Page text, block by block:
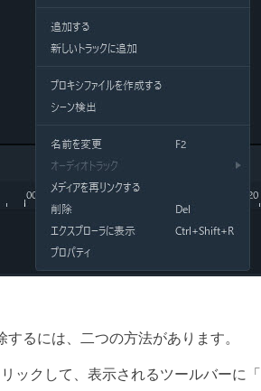
るには、二つの方法があります。
ックして、表示されるツールバーに